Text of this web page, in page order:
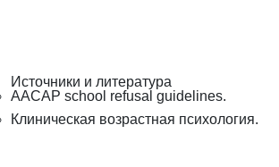
Источники и литература
AACAP school refusal guidelines.
Клиническая возрастная психология.